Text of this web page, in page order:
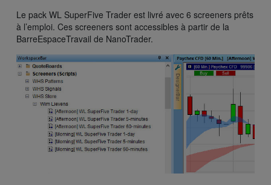
Le pack WL SuperFive Trader est livré avec 6 screeners prêts
à l’emploi. Ces screeners sont accessibles à partir de la
BarreEspaceTravail de NanoTrader.